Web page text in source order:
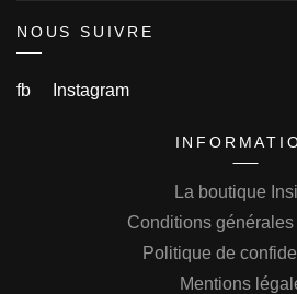
NOUS SUIVRE
fb Instagram
La boutique
Conditions générales
Politique de
Mentions